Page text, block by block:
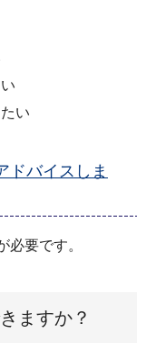
い
ドバイスしま
要です。
ますか？